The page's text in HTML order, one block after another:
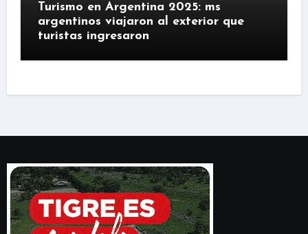
Turismo en Argentina 2025: ms
argentinos viajaron al exterior que
turistas ingresaron